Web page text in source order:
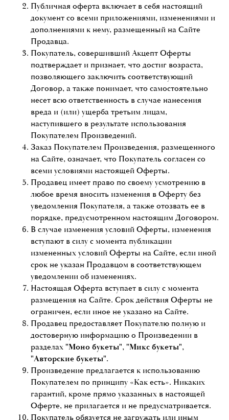
Публичная оферта включает в себя настоящий
документ со всеми приложениями, изменениями и
дополнениями к нему, размещенный на Сайте
Продавца.
Покупатель, совершивший Акцепт Оферты
подтверждает и признает, что достиг возраста,
позволяющего заключить соответствующий
Договор, а также понимает, что самостоятельно
несет всю ответственность в случае нанесения
вреда и (или) ущерба третьим лицам,
наступившего в результате использования
Покупателем Произведений.
Заказ Покупателем Произведения, размещенного
на Сайте, означает, что Покупатель согласен со
всеми условиями настоящей Оферты.
Продавец имеет право по своему усмотрению в
любое время вносить изменения в Оферту без
уведомления Покупателя, а также отозвать ее в
порядке, предусмотренном настоящим Договором.
В случае изменения условий Оферты, изменения
вступают в силу с момента публикации
измененных условий Оферты на Сайте, если иной
срок не указан Продавцом в соответствующем
уведомлении об изменениях.
Настоящая Оферта вступает в силу с момента
размещения на Сайте. Срок действия Оферты не
ограничен, если иное не указано на Сайте.
Продавец предоставляет Покупателю полную и
достоверную информацию о Произведении в
разделах "Моно букеты", "Микс букеты",
"Авторские букеты".
Произведение предлагается к использованию
Покупателем по принципу «Как есть». Никаких
гарантий, кроме прямо указанных в настоящей
Оферте, не прилагается и не предусматривается.
Покупатель обязуется не загружать или иным